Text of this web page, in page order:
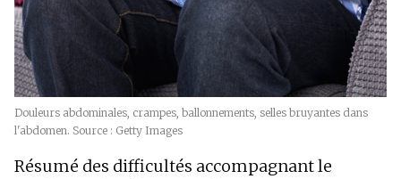
Douleurs abdominales, crampes, ballonnements, selles bruyantes dans
l'abdomen. Source : Getty Images
Résumé des difficultés accompagnant le